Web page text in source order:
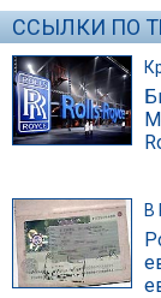
ССЫЛКИ ПО
В